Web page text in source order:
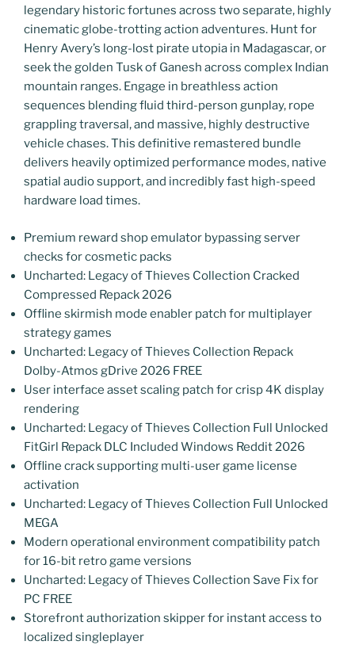
legendary historic fortunes across two separate, highly
cinematic globe-trotting action adventures. Hunt for
Henry Avery’s long-lost pirate utopia in Madagascar, or
seek the golden Tusk of Ganesh across complex Indian
mountain ranges. Engage in breathless action
sequences blending fluid third-person gunplay, rope
grappling traversal, and massive, highly destructive
vehicle chases. This definitive remastered bundle
delivers heavily optimized performance modes, native
spatial audio support, and incredibly fast high-speed
hardware load times.
Premium reward shop emulator bypassing server
checks for cosmetic packs
Uncharted: Legacy of Thieves Collection Cracked
Compressed Repack 2026
Offline skirmish mode enabler patch for multiplayer
strategy games
Uncharted: Legacy of Thieves Collection Repack
Dolby-Atmos gDrive 2026 FREE
User interface asset scaling patch for crisp 4K display
rendering
Uncharted: Legacy of Thieves Collection Full Unlocked
FitGirl Repack DLC Included Windows Reddit 2026
Offline crack supporting multi-user game license
activation
Uncharted: Legacy of Thieves Collection Full Unlocked
MEGA
Modern operational environment compatibility patch
for 16-bit retro game versions
Uncharted: Legacy of Thieves Collection Save Fix for
PC FREE
Storefront authorization skipper for instant access to
localized singleplayer